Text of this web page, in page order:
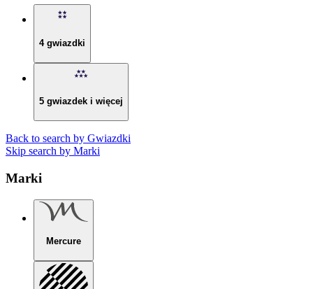
4 gwiazdki
5 gwiazdek i więcej
Back to search by Gwiazdki
Skip search by Marki
Marki
Mercure